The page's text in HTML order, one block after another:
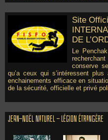
Site
DE
Le
conserve
qu’a ceux qui s’intéressent
enchainements efficace en
de la sécurité, officielle et privé
Jean-Noël Naturel - Légion Étrangère